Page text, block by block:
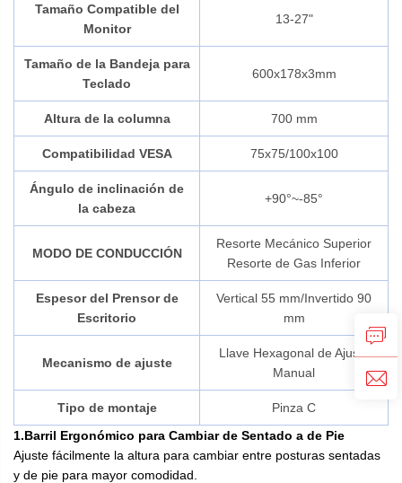
Tamaño Compatible del
Monitor
13-27"
Tamaño de la Bandeja para
Teclado
600x178x3mm
Altura de la columna 700 mm
Compatibilidad VESA 75x75/100x100
Ángulo de inclinación de
la cabeza
+90°~-85°
MODO DE CONDUCCIÓN
Resorte Mecánico Superior
Resorte de Gas Inferior
Espesor del Prensor de
Escritorio
Vertical 55 mm/Invertido 90
mm
Mecanismo de ajuste
Llave Hexagonal de Ajuste
Manual
Tipo de montaje
Pinza C
1.Barril Ergonómico para Cambiar de Sentado a de Pie
Ajuste fácilmente la altura para cambiar entre posturas sentadas
y de pie para mayor comodidad.